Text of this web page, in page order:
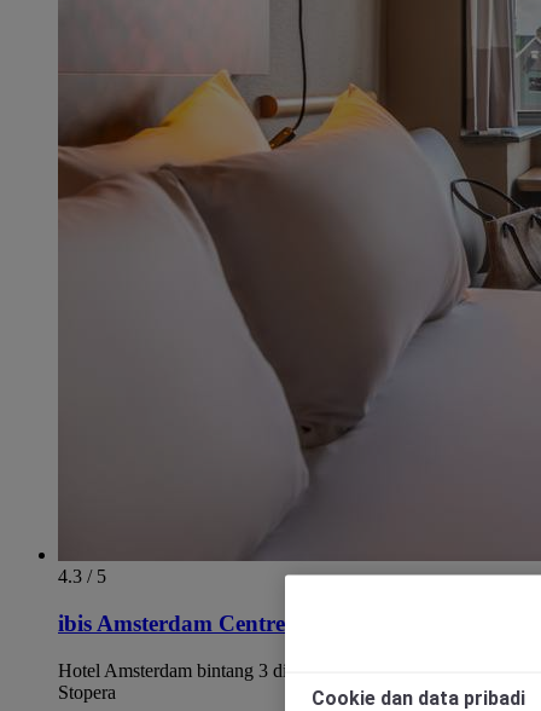
4.3 / 5
ibis Amsterdam Centre Stopera
Hotel Amsterdam bintang 3 di dekat pasar Waterlooplein dan
Stopera
Cookie dan data pribadi